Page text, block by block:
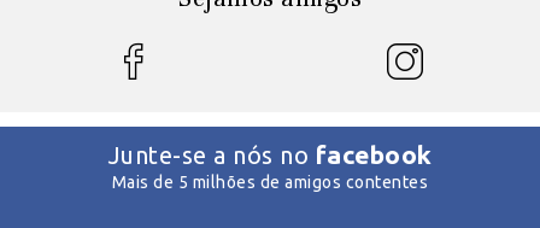
Junte-se a nós no facebook
Mais de 5 milhões de amigos contentes